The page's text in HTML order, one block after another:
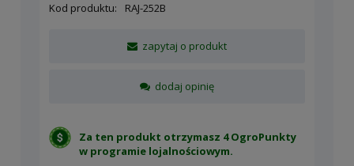
Kod produktu: RAJ-252B
zapytaj o produkt
dodaj opinię
Za ten produkt otrzymasz 4 OgroPunkty
w programie lojalnościowym.